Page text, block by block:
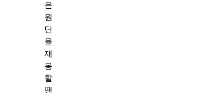
은
원
단
을
재
봉
할
땐